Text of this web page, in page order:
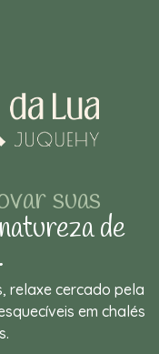
suas
de
relaxe cercado pela
em chalés